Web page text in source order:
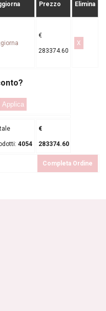
Prezzo Elimina
€
283374.60
X
4054
€
283374.60
Completa Ordine